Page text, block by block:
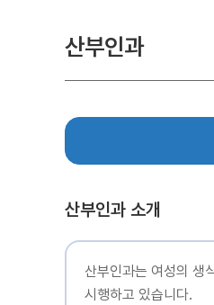
산부인과
산부인과 소개
산부인과는 여성의 생
시행하고 있습니다.